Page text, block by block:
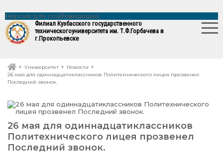
Версия для слабовидящих
Филиал Кузбасского государственного
техническогоуниверситета им. Т.Ф.Горбачева в
г.Прокопьевске
Университет
Новости
26 мая для одиннадцатиклаccников Политехнического лицея прозвенел
Последний звонок.
26 мая для одиннадцатиклаccников
Политехнического лицея прозвенел
Последний звонок.